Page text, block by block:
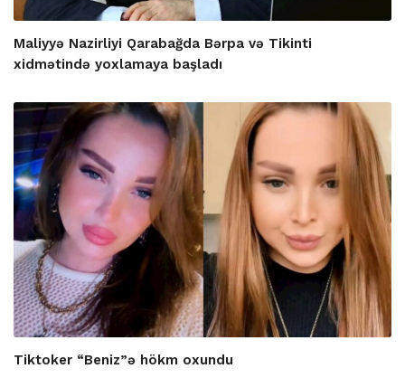
Maliyyə Nazirliyi Qarabağda Bərpa və Tikinti
xidmətində yoxlamaya başladı
Tiktoker “Beniz”ə hökm oxundu